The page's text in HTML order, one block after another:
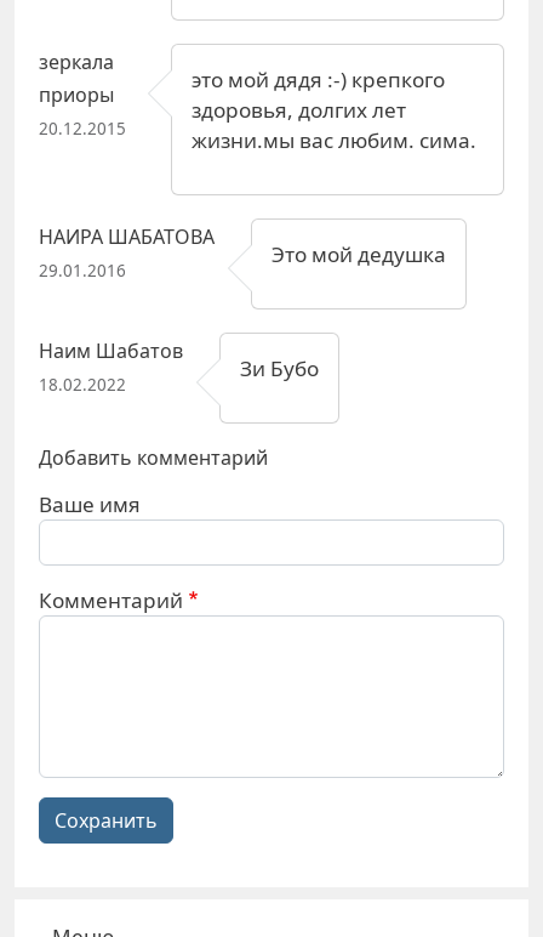
зеркала
приоры
20.12.2015
это мой дядя :-) крепкого
здоровья, долгих лет
жизни.мы вас любим. сима.
НАИРА ШАБАТОВА
29.01.2016
Это мой дедушка
Наим Шабатов
18.02.2022
Зи Бубо
Добавить комментарий
Ваше имя
Комментарий
Сохранить